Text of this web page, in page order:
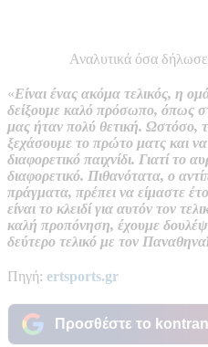
Αναλυτικά όσα
«Είναι ένας ακόμα τελικός, η
δείξουμε καλό πρόσωπο, όπως
μας ήταν πολύ θετική. Ωστόσο,
ξεχάσουμε το πρώτο ματς και να
διαφορετικό παιχνίδι. Γιατί το
διαφορετικό. Πιθανότατα, ο
πράγματα, πρέπει να είμαστε
είναι το κλειδί για αυτόν τον
καλή προπόνηση, έχουμε
δεύτερο τελικό με τον
Πηγή: ertsports.gr
Προσθέστε το